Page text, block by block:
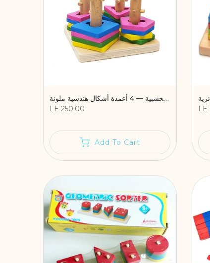
أعمدة حل المشكلات الخشبية — 4 أعمدة أشكال هندسية ملونة
LE 250.00
Add To Cart
LE